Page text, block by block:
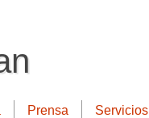
Prensa Servicios